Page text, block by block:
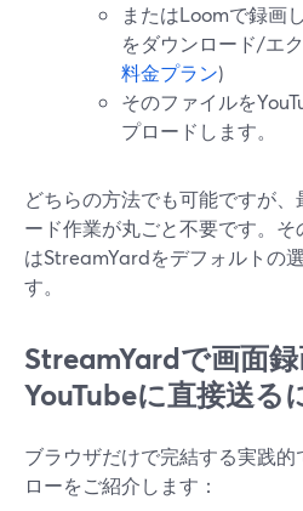
またはLoomで録画
をダウンロード/エ
料金プラン)
そのファイルを
プロードします。
どちらの方法でも可能ですが
ード作業が丸ごと不要です。
はStreamYardをデフォルトの
す。
StreamYardで画面
YouTubeに直接送る
ブラウザだけで完結する実践
ローをご紹介します：